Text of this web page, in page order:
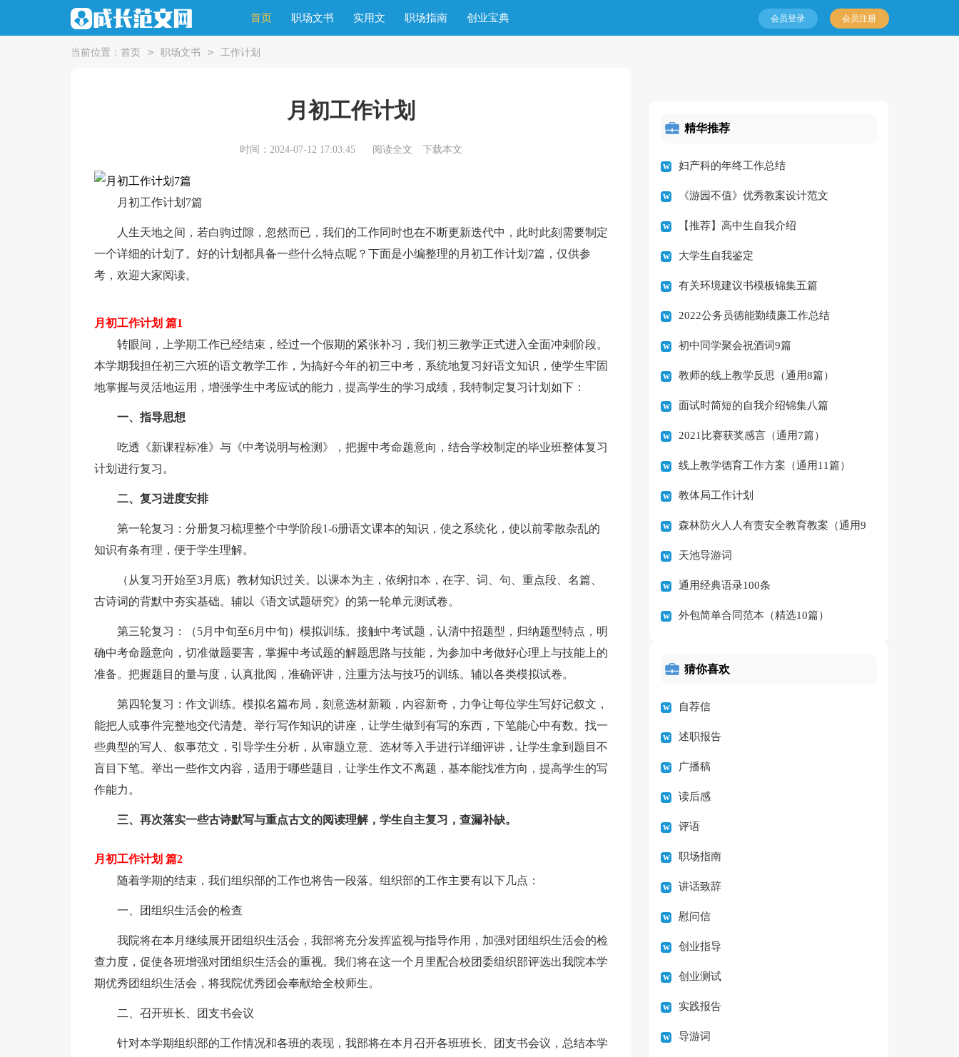
首页 职场文书 实用文 职场指南 创业宝典 会员登录 会员注册
当前位置： 首页 > 职场文书 > 工作计划
月初工作计划
时间：2024-07-12 17:03:45 阅读全文 下载本文
月初工作计划7篇
人生天地之间，若白驹过隙，忽然而已，我们的工作同时也在不断更新迭代中，此时此刻需要制定
一个详细的计划了。好的计划都具备一些什么特点呢？下面是小编整理的月初工作计划7篇，仅供参
考，欢迎大家阅读。
月初工作计划 篇1
转眼间，上学期工作已经结束，经过一个假期的紧张补习，我们初三教学正式进入全面冲刺阶段。
本学期我担任初三六班的语文教学工作，为搞好今年的初三中考，系统地复习好语文知识，使学生牢固
地掌握与灵活地运用，增强学生中考应试的能力，提高学生的学习成绩，我特制定复习计划如下：
一、指导思想
吃透《新课程标准》与《中考说明与检测》，把握中考命题意向，结合学校制定的毕业班整体复习
计划进行复习。
二、复习进度安排
第一轮复习：分册复习梳理整个中学阶段1-6册语文课本的知识，使之系统化，使以前零散杂乱的
知识有条有理，便于学生理解。
（从复习开始至3月底）教材知识过关。以课本为主，依纲扣本，在字、词、句、重点段、名篇、
古诗词的背默中夯实基础。辅以《语文试题研究》的第一轮单元测试卷。
第三轮复习：（5月中旬至6月中旬）模拟训练。接触中考试题，认清中招题型，归纳题型特点，明
确中考命题意向，切准做题要害，掌握中考试题的解题思路与技能，为参加中考做好心理上与技能上的
准备。把握题目的量与度，认真批阅，准确评讲，注重方法与技巧的训练。辅以各类模拟试卷。
第四轮复习：作文训练。模拟名篇布局，刻意选材新颖，内容新奇，力争让每位学生写好记叙文，
能把人或事件完整地交代清楚。举行写作知识的讲座，让学生做到有写的东西，下笔能心中有数。找一
些典型的写人、叙事范文，引导学生分析，从审题立意、选材等入手进行详细评讲，让学生拿到题目不
盲目下笔。举出一些作文内容，适用于哪些题目，让学生作文不离题，基本能找准方向，提高学生的写
作能力。
三、再次落实一些古诗默写与重点古文的阅读理解，学生自主复习，查漏补缺。
月初工作计划 篇2
随着学期的结束，我们组织部的工作也将告一段落。组织部的工作主要有以下几点：
一、团组织生活会的检查
我院将在本月继续展开团组织生活会，我部将充分发挥监视与指导作用，加强对团组织生活会的检
查力度，促使各班增强对团组织生活会的重视。我们将在这一个月里配合校团委组织部评选出我院本学
期优秀团组织生活会，将我院优秀团会奉献给全校师生。
二、召开班长、团支书会议
针对本学期组织部的工作情况和各班的表现，我部将在本月召开各班班长、团支书会议，总结本学
精华推荐
妇产科的年终工作总结
《游园不值》优秀教案设计范文
【推荐】高中生自我介绍
大学生自我鉴定
有关环境建议书模板锦集五篇
2022公务员德能勤绩廉工作总结
初中同学聚会祝酒词9篇
教师的线上教学反思（通用8篇）
面试时简短的自我介绍锦集八篇
2021比赛获奖感言（通用7篇）
线上教学德育工作方案（通用11篇）
教体局工作计划
森林防火人人有责安全教育教案（通用9
篇）天池导游词
通用经典语录100条
外包简单合同范本（精选10篇）
猜你喜欢
自荐信
述职报告
广播稿
读后感
评语
职场指南
讲话致辞
慰问信
创业指导
创业测试
实践报告
导游词